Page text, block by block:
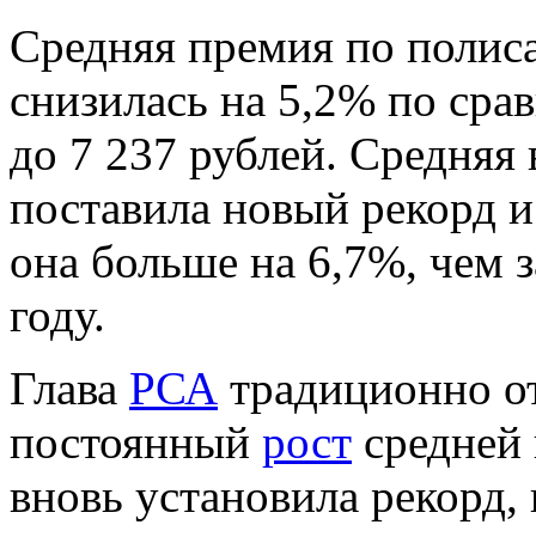
Средняя премия по
снизилась на 5,2% по
до 7 237 рублей. Средняя
поставила новый рекорд
она больше на 6,7%, чем
году.
Глава РСА традиционно
постоянный рост
вновь установила